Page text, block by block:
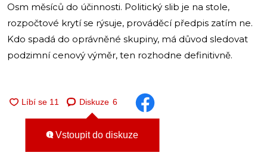
Osm měsíců do účinnosti. Politický slib je na stole,
rozpočtové krytí se rýsuje, prováděcí předpis zatím ne.
Kdo spadá do oprávněné skupiny, má důvod sledovat
podzimní cenový výměr, ten rozhodne definitivně.
Diskuze 6
Vstoupit do diskuze